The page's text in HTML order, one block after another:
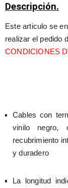
Descripción.
Este articulo se
CONDICIONES
Cables con
vinilo negro,
recubrimiento
y duradero
La longitud